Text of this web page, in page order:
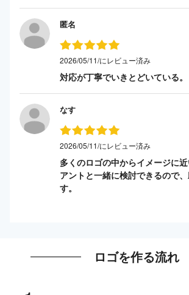
匿名
2026/05/11/にレビュー済み
対応が丁寧でいきとどいている。
なす
2026/05/11/にレビュー済み
多くのロゴの中からイメージに
アントと一緒に検討できるので
す。
ロゴを作る流れ